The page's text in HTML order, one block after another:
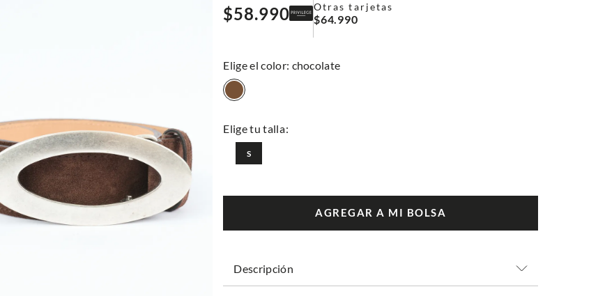
$58.990 Otras tarjetas
$64.990
: chocolate
S
AGREGAR A MI BOLSA
Descripción